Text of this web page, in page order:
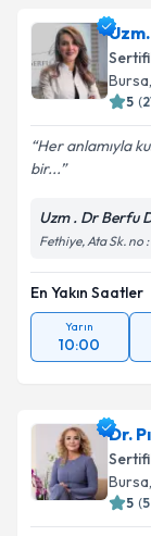
Bursa
5 (
Her anlamıyla
bir...
Uzm . Dr Berfu
Fethiye, Ata Sk. no
En Yakın Saatler
Yarın
10:00
Dr.
Bursa
5 (5